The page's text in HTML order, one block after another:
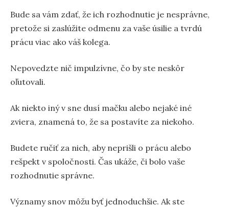
Bude sa vám zdať, že ich rozhodnutie je nesprávne,
pretože si zaslúžite odmenu za vaše úsilie a tvrdú
prácu viac ako váš kolega.
Nepovedzte nič impulzívne, čo by ste neskôr
oľutovali.
Ak niekto iný v sne dusí mačku alebo nejaké iné
zviera, znamená to, že sa postavíte za niekoho.
Budete ručiť za nich, aby neprišli o prácu alebo
rešpekt v spoločnosti. Čas ukáže, či bolo vaše
rozhodnutie správne.
Významy snov môžu byť jednoduchšie. Ak ste